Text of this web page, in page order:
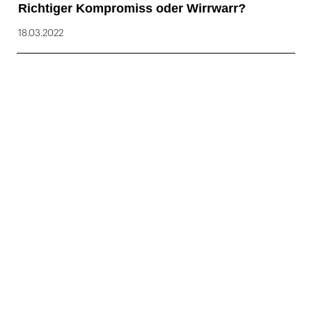
Richtiger Kompromiss oder Wirrwarr?
18.03.2022